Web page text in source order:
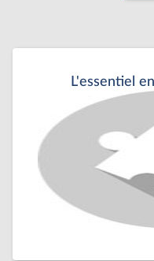
L'essentiel